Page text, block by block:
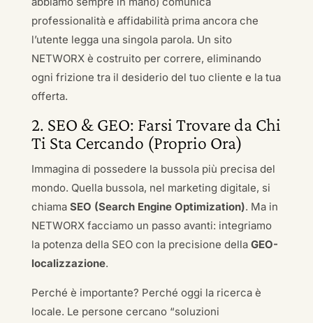
professionalità e affidabilità prima ancora che
l’utente legga una singola parola. Un sito
NETWORX è costruito per correre, eliminando
ogni frizione tra il desiderio del tuo cliente e la tua
offerta.
2. SEO & GEO: Farsi Trovare da Chi
Ti Sta Cercando (Proprio Ora)
Immagina di possedere la bussola più precisa del
mondo. Quella bussola, nel marketing digitale, si
chiama SEO (Search Engine Optimization). Ma in
NETWORX facciamo un passo avanti: integriamo
la potenza della SEO con la precisione della GEO-
localizzazione.
Perché è importante? Perché oggi la ricerca è
locale. Le persone cercano “soluzioni